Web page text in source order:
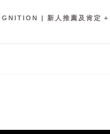
| 新人推薦及肯定